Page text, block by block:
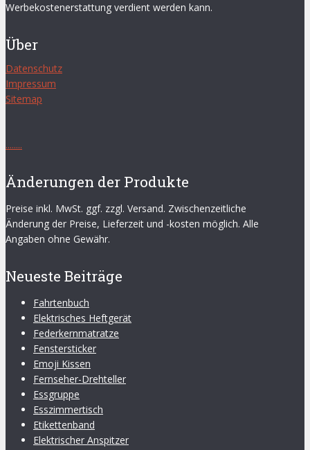
Werbekostenerstattung verdient werden kann.
Über
Datenschutz
Impressum
Sitemap
........
Änderungen der Produkte
Preise inkl. MwSt. ggf. zzgl. Versand. Zwischenzeitliche
Änderung der Preise, Lieferzeit und -kosten möglich. Alle
Angaben ohne Gewähr.
Neueste Beiträge
Fahrtenbuch
Elektrisches Heftgerät
Federkernmatratze
Fenstersticker
Emoji Kissen
Fernseher-Drehteller
Essgruppe
Esszimmertisch
Etikettenband
Elektrischer Anspitzer